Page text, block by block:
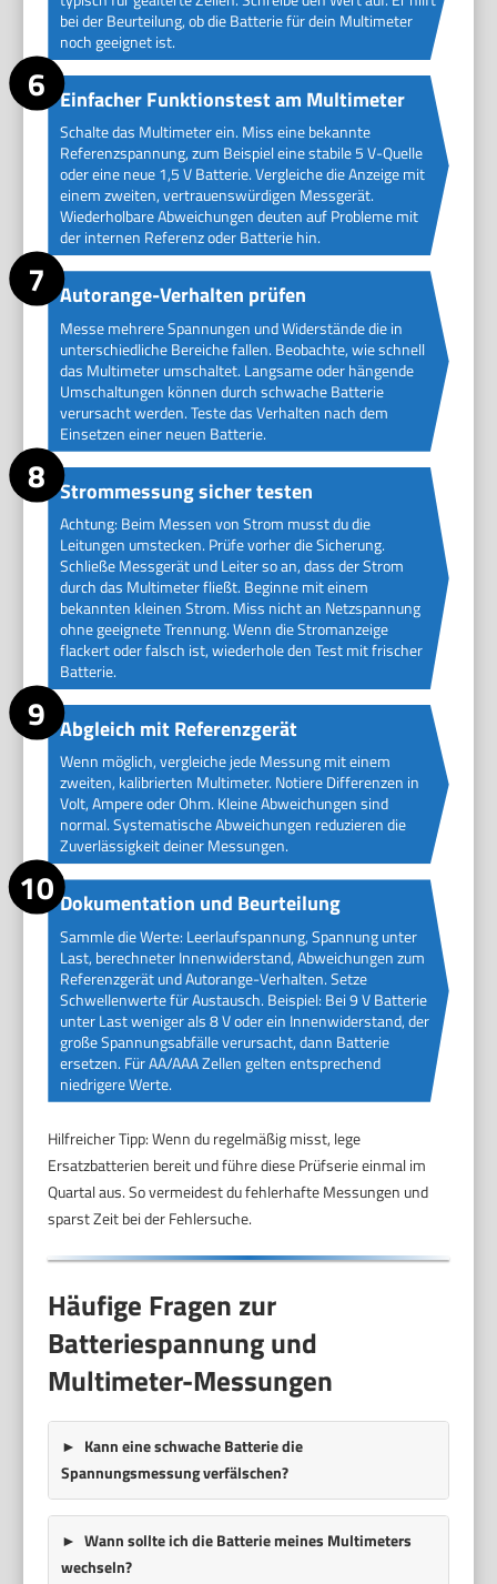
bei der Beurteilung, ob die Batterie für dein Multimeter
noch geeignet ist.
Einfacher Funktionstest am Multimeter
Schalte das Multimeter ein. Miss eine bekannte
Referenzspannung, zum Beispiel eine stabile 5 V-Quelle
oder eine neue 1,5 V Batterie. Vergleiche die Anzeige mit
einem zweiten, vertrauenswürdigen Messgerät.
Wiederholbare Abweichungen deuten auf Probleme mit
der internen Referenz oder Batterie hin.
Autorange-Verhalten prüfen
Messe mehrere Spannungen und Widerstände die in
unterschiedliche Bereiche fallen. Beobachte, wie schnell
das Multimeter umschaltet. Langsame oder hängende
Umschaltungen können durch schwache Batterie
verursacht werden. Teste das Verhalten nach dem
Einsetzen einer neuen Batterie.
Strommessung sicher testen
Achtung: Beim Messen von Strom musst du die
Leitungen umstecken. Prüfe vorher die Sicherung.
Schließe Messgerät und Leiter so an, dass der Strom
durch das Multimeter fließt. Beginne mit einem
bekannten kleinen Strom. Miss nicht an Netzspannung
ohne geeignete Trennung. Wenn die Stromanzeige
flackert oder falsch ist, wiederhole den Test mit frischer
Batterie.
Abgleich mit Referenzgerät
Wenn möglich, vergleiche jede Messung mit einem
zweiten, kalibrierten Multimeter. Notiere Differenzen in
Volt, Ampere oder Ohm. Kleine Abweichungen sind
normal. Systematische Abweichungen reduzieren die
Zuverlässigkeit deiner Messungen.
Dokumentation und Beurteilung
Sammle die Werte: Leerlaufspannung, Spannung unter
Last, berechneter Innenwiderstand, Abweichungen zum
Referenzgerät und Autorange-Verhalten. Setze
Schwellenwerte für Austausch. Beispiel: Bei 9 V Batterie
unter Last weniger als 8 V oder ein Innenwiderstand, der
große Spannungsabfälle verursacht, dann Batterie
ersetzen. Für AA/AAA Zellen gelten entsprechend
niedrigere Werte.
Hilfreicher Tipp: Wenn du regelmäßig misst, lege
Ersatzbatterien bereit und führe diese Prüfserie einmal im
Quartal aus. So vermeidest du fehlerhafte Messungen und
sparst Zeit bei der Fehlersuche.
Häufige Fragen zur
Batteriespannung und
Multimeter-Messungen
Kann eine schwache Batterie die
Spannungsmessung verfälschen?
Wann sollte ich die Batterie meines Multimeters
wechseln?